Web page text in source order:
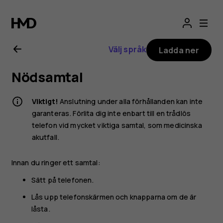
för
Nokia
2.1
Välj språk Ladda ner
Nödsamtal
Viktigt! Anslutning under alla förhållanden kan inte
garanteras. Förlita dig inte enbart till en trådlös
telefon vid mycket viktiga samtal, som medicinska
akutfall.
Innan du ringer ett samtal:
Sätt på telefonen.
Lås upp telefonskärmen och knapparna om de är
låsta.